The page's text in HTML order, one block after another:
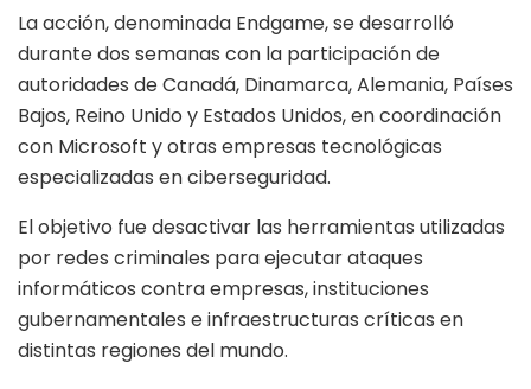
La acción, denominada Endgame, se desarrolló
durante dos semanas con la participación de
autoridades de Canadá, Dinamarca, Alemania, Países
Bajos, Reino Unido y Estados Unidos, en coordinación
con Microsoft y otras empresas tecnológicas
especializadas en ciberseguridad.
El objetivo fue desactivar las herramientas utilizadas
por redes criminales para ejecutar ataques
informáticos contra empresas, instituciones
gubernamentales e infraestructuras críticas en
distintas regiones del mundo.